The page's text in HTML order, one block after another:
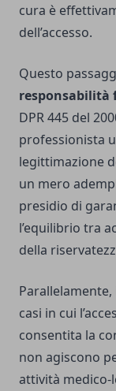
cura è
dell’accesso.
Questo
responsabilità
DPR 445 del
professionista
legittimazione
un mero
presidio di
l’equilibrio tra
della
casi in cui
consentita la
non agiscono
attività medico-